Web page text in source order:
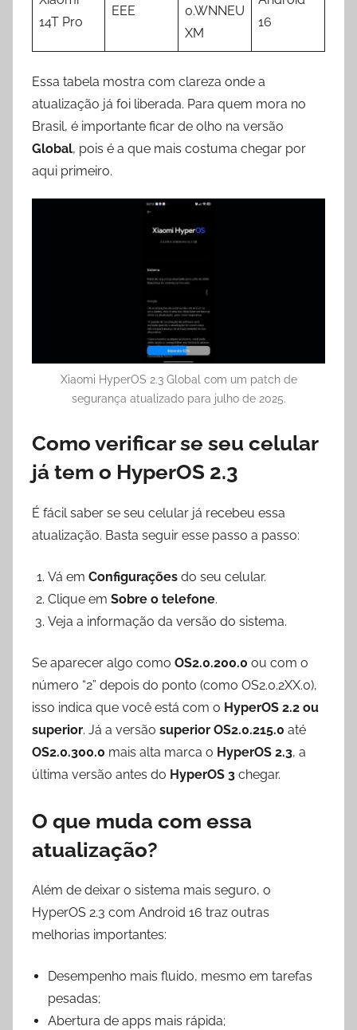
14T Pro
EEE
0.WNNEU
XM
16
Essa tabela mostra com clareza onde a
atualização já foi liberada. Para quem mora no
Brasil, é importante ficar de olho na versão
Global, pois é a que mais costuma chegar por
aqui primeiro.
Xiaomi HyperOS 2.3 Global com um patch de
segurança atualizado para julho de 2025.
Como verificar se seu celular
já tem o HyperOS 2.3
É fácil saber se seu celular já recebeu essa
atualização. Basta seguir esse passo a passo:
Vá em Configurações do seu celular.
Clique em Sobre o telefone.
Veja a informação da versão do sistema.
Se aparecer algo como OS2.0.200.0 ou com o
número “2” depois do ponto (como OS2.0.2XX.0),
isso indica que você está com o HyperOS 2.2 ou
superior. Já a versão superior OS2.0.215.0 até
OS2.0.300.0 mais alta marca o HyperOS 2.3, a
última versão antes do HyperOS 3 chegar.
O que muda com essa
atualização?
Além de deixar o sistema mais seguro, o
HyperOS 2.3 com Android 16 traz outras
melhorias importantes:
Desempenho mais fluido, mesmo em tarefas
pesadas;
Abertura de apps mais rápida;